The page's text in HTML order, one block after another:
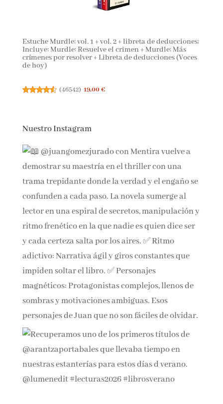
Estuche Murdle: vol. 1 + vol. 2 + libreta de deducciones:
Incluye: Murdle: Resuelve el crimen + Murdle: Más
crímenes por resolver + Libreta de deducciones (Voces
de hoy)
(46542) 19,00 €
Nuestro Instagram